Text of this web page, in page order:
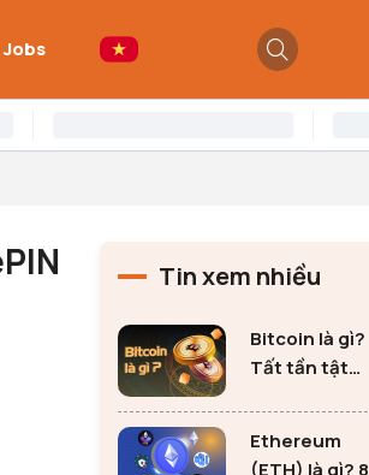
Tin xem nhiều
Bitcoin là gì?
Tất tần tật
Bitcoin
Ethereum
(ETH) là gì? 8